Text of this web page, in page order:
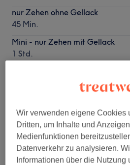
nur Zehen ohne Gellack
45 Min.
Mini - nur Zehen mit Gellack
1 Std.
Herren Pediküre
1 Std.
Maxi - Zehen und Ferse mit
1 Std. 30 Min.
Wir verwenden eigene Cookies
Dritten, um Inhalte und
Medienfunktionen
Datenverkehr zu analysieren.
Informationen über die Nutzung